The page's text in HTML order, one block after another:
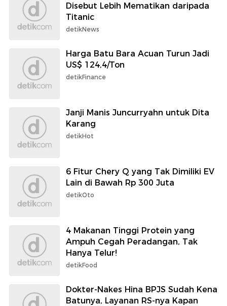
Disebut Lebih Mematikan daripada
Titanic
detikNews
Harga Batu Bara Acuan Turun Jadi
US$ 124,4/Ton
detikFinance
Janji Manis Juncurryahn untuk Dita
Karang
detikHot
6 Fitur Chery Q yang Tak Dimiliki EV
Lain di Bawah Rp 300 Juta
detikOto
4 Makanan Tinggi Protein yang
Ampuh Cegah Peradangan, Tak
Hanya Telur!
detikFood
Dokter-Nakes Hina BPJS Sudah Kena
Batunya, Layanan RS-nya Kapan